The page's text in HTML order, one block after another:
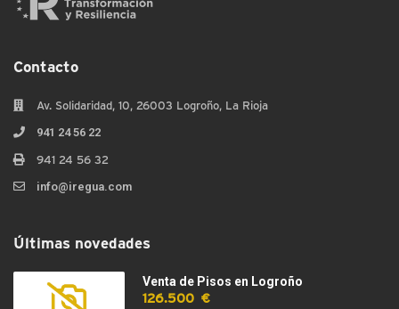
Contacto
Av. Solidaridad, 10, 26003 Logroño, La Rioja
941 24 56 22
941 24 56 32
info@iregua.com
Últimas novedades
Venta de Pisos en Logroño
126.500 €